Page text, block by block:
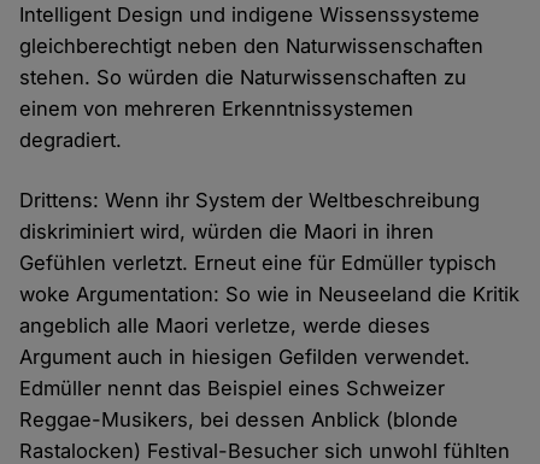
Intelligent Design und indigene Wissenssysteme
gleichberechtigt neben den Naturwissenschaften
stehen. So würden die Naturwissenschaften zu
einem von mehreren Erkenntnissystemen
degradiert.
Drittens: Wenn ihr System der Weltbeschreibung
diskriminiert wird, würden die Maori in ihren
Gefühlen verletzt. Erneut eine für Edmüller typisch
woke Argumentation: So wie in Neuseeland die Kritik
angeblich alle Maori verletze, werde dieses
Argument auch in hiesigen Gefilden verwendet.
Edmüller nennt das Beispiel eines Schweizer
Reggae-Musikers, bei dessen Anblick (blonde
Rastalocken) Festival-Besucher sich unwohl fühlten